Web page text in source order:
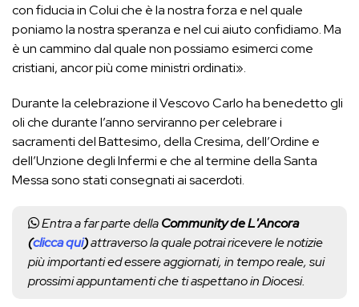
con fiducia in Colui che è la nostra forza e nel quale
poniamo la nostra speranza e nel cui aiuto confidiamo. Ma
è un cammino dal quale non possiamo esimerci come
cristiani, ancor più come ministri ordinati».
Durante la celebrazione il Vescovo Carlo ha benedetto gli
oli che durante l’anno serviranno per celebrare i
sacramenti del Battesimo, della Cresima, dell’Ordine e
dell’Unzione degli Infermi e che al termine della Santa
Messa sono stati consegnati ai sacerdoti.
Entra a far parte dellaCommunity de L'Ancora
(clicca qui)attraverso la quale potrai ricevere le notizie
più importanti ed essere aggiornati, in tempo reale, sui
prossimi appuntamenti che ti aspettano in Diocesi.